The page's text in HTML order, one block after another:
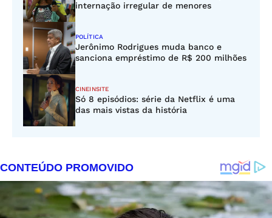
internação irregular de menores
POLÍTICA
Jerônimo Rodrigues muda banco e
sanciona empréstimo de R$ 200 milhões
CINEINSITE
Só 8 episódios: série da Netflix é uma
das mais vistas da história